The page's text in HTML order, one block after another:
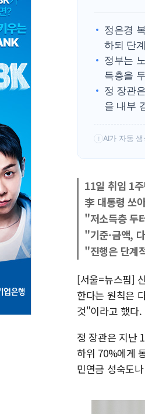
정은경
하되 단
정부는
득층을
정 장관
을 내부
! AI가 자동
11일 취임 1
李 대통령 쏘
"저소득층 두
"기준·금액,
"진행은 단계
[서울=뉴스핌]
한다는 원칙은
것"이라고 했다.
정 장관은 지난
하위 70%에게
민연금 성숙도